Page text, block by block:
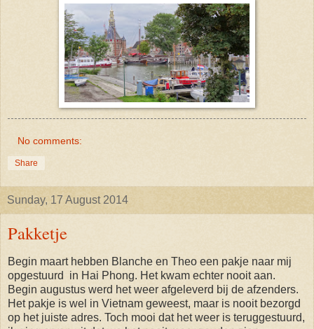
No comments:
Share
Sunday, 17 August 2014
Pakketje
Begin maart hebben Blanche en Theo een pakje naar mij
opgestuurd in Hai Phong. Het kwam echter nooit aan.
Begin augustus werd het weer afgeleverd bij de afzenders.
Het pakje is wel in Vietnam geweest, maar is nooit bezorgd
op het juiste adres. Toch mooi dat het weer is teruggestuurd,